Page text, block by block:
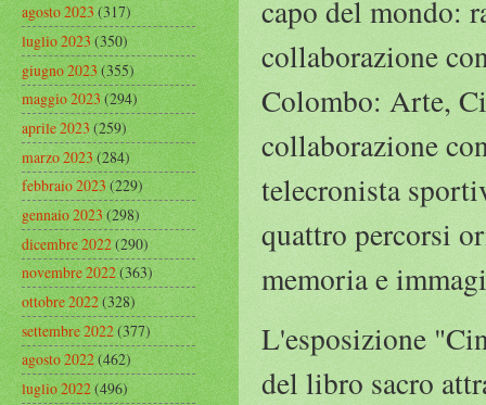
capo del mondo:
collaborazione
Colombo: Arte,
collaborazione
telecronista
quattro percorsi
memoria e
L'esposizione
del libro sacro
agosto 2023(317)
luglio 2023(350)
giugno 2023(355)
maggio 2023(294)
aprile 2023(259)
marzo 2023(284)
febbraio 2023(229)
gennaio 2023(298)
dicembre 2022(290)
novembre 2022(363)
ottobre 2022(328)
settembre 2022(377)
agosto 2022(462)
luglio 2022(496)